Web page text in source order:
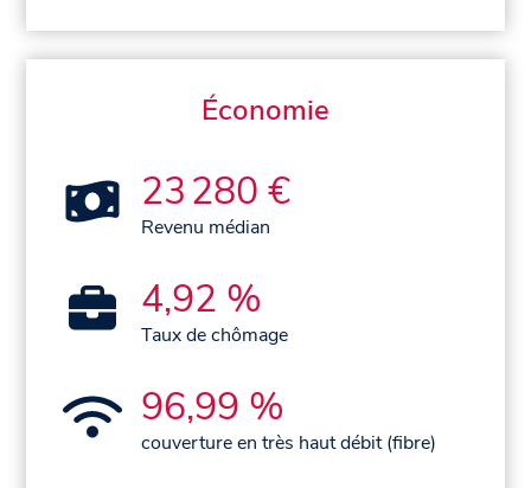
Économie
23 280 €
Revenu médian
4,92 %
Taux de chômage
96,99 %
couverture en très haut débit (fibre)